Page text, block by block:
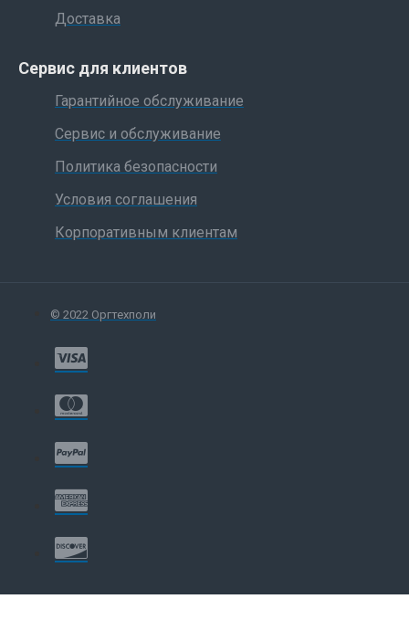
Доставка
Сервис для клиентов
Гарантийное обслуживание
Сервис и обслуживание
Политика безопасности
Условия соглашения
Корпоративным клиентам
© 2022 Оргтехполи